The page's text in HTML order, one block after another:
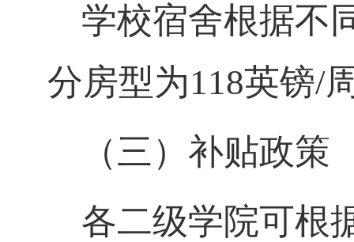
学校宿舍根据不
分房型为118英镑/
（三） 补贴政策
各二级学院可根